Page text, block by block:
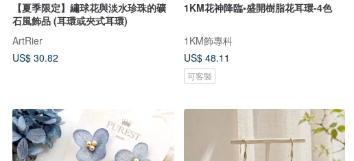
【夏季限定】繡球花與淡水珍珠的礦
石風飾品 (耳環或夾式耳環)
ArtRier
US$ 30.82
1KM花神降臨•盛開樹脂花耳環-4色
1KM飾專科
US$ 48.11
可客製